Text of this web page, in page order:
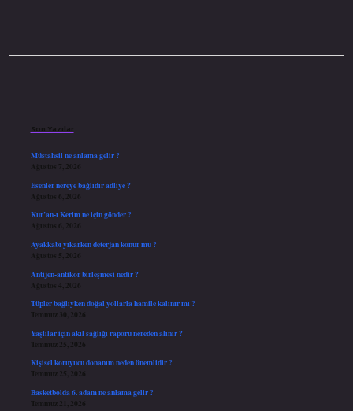
Son Yazılar
Müstahsil ne anlama gelir ?
Ağustos 7, 2026
Esenler nereye bağlıdır adliye ?
Ağustos 6, 2026
Kur’an-ı Kerim ne için gönder ?
Ağustos 6, 2026
Ayakkabı yıkarken deterjan konur mu ?
Ağustos 5, 2026
Antijen-antikor birleşmesi nedir ?
Ağustos 4, 2026
Tüpler bağlıyken doğal yollarla hamile kalınır mı ?
Temmuz 30, 2026
Yaşlılar için akıl sağlığı raporu nereden alınır ?
Temmuz 25, 2026
Kişisel koruyucu donanım neden önemlidir ?
Temmuz 25, 2026
Basketbolda 6. adam ne anlama gelir ?
Temmuz 21, 2026